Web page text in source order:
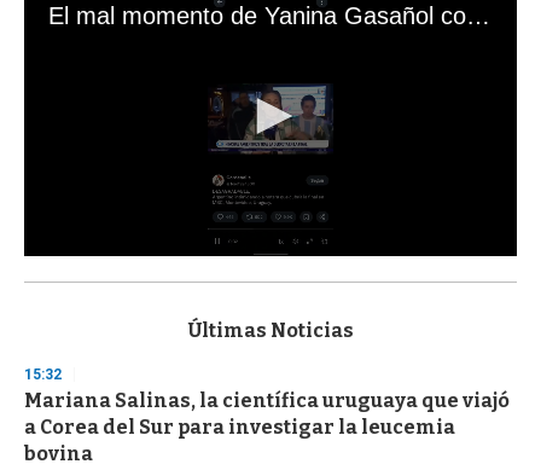
El mal momento de Yanina Gasañol con un hincha argentino en "Subrayado"
s
d
s
o
f
3
Últimas Noticias
15:32
Mariana Salinas, la científica uruguaya que viajó
a Corea del Sur para investigar la leucemia
bovina